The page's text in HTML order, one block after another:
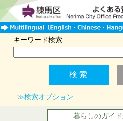
キーワード検索
≫検索オプション
暮らしのガイ